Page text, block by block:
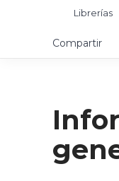
Librerías